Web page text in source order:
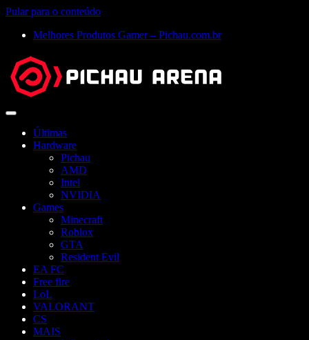
Pular para o conteúdo
Melhores Produtos Gamer – Pichau.com.br
Abrir
Últimas
Hardware
Pichau
AMD
Intel
NVIDIA
Games
Minecraft
Roblox
GTA
Resident Evil
EA FC
Free fire
LoL
VALORANT
CS
MAIS